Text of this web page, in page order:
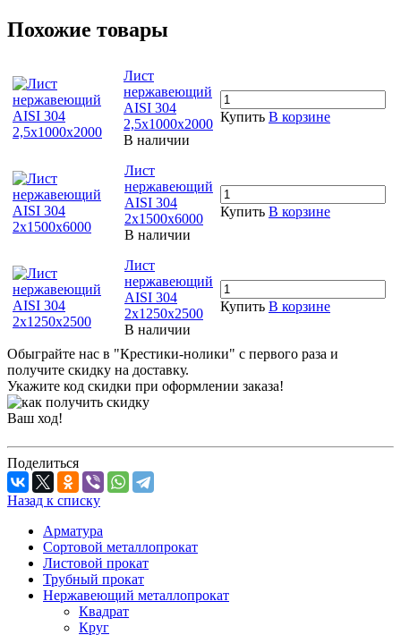
Похожие товары
Лист
нержавеющий
AISI 304
2,5х1000х2000
В наличии
Купить В корзине
Лист
нержавеющий
AISI 304
2х1500х6000
В наличии
Купить В корзине
Лист
нержавеющий
AISI 304
2х1250х2500
В наличии
Купить В корзине
Обыграйте нас в "Крестики-нолики" с первого раза и
получите скидку на доставку.
Укажите код скидки при оформлении заказа!
Ваш ход!
Поделиться
Назад к списку
Арматура
Сортовой металлопрокат
Листовой прокат
Трубный прокат
Нержавеющий металлопрокат
Квадрат
Круг